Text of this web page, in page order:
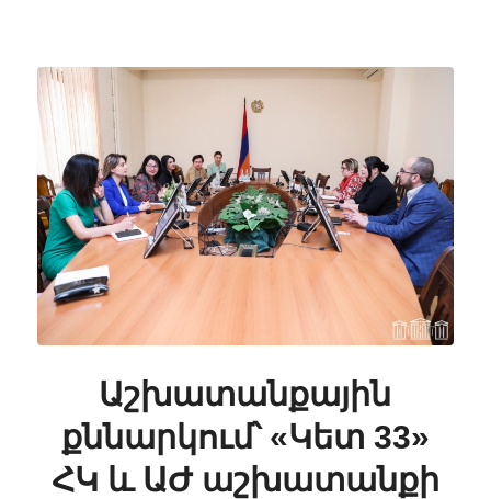
Աշխատանքային
քննարկում՝ «Կետ 33»
ՀԿ և ԱԺ աշխատանքի